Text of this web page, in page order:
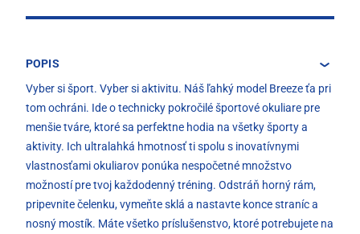
POPIS
Vyber si šport. Vyber si aktivitu. Náš ľahký model Breeze ťa pri
tom ochráni. Ide o technicky pokročilé športové okuliare pre
menšie tváre, ktoré sa perfektne hodia na všetky športy a
aktivity. Ich ultralahká hmotnosť ti spolu s inovatívnymi
vlastnosťami okuliarov ponúka nespočetné množstvo
možností pre tvoj každodenný tréning. Odstráň horný rám,
pripevnite čelenku, vymeňte sklá a nastavte konce straníc a
nosný mostík. Máte všetko príslušenstvo, ktoré potrebujete na